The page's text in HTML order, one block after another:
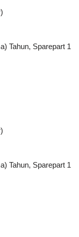
Tahun, Sparepart 1
Tahun, Sparepart 1